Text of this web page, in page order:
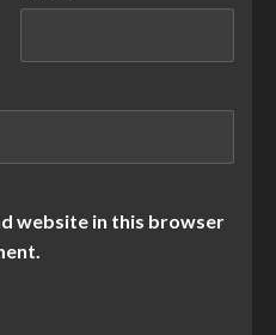
website in this browser